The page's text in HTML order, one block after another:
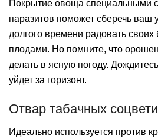
Покрытие овоща специальными
паразитов поможет сберечь ваш
долгого времени радовать своих
плодами. Но помните, что
делать в ясную погоду.
уйдет за горизонт.
Отвар табачных
Идеально используется против